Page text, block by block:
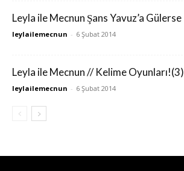
Leyla ile Mecnun Şans Yavuz’a Gülerse
leylailemecnun - 6 Şubat 2014
Leyla ile Mecnun // Kelime Oyunları!(3)
leylailemecnun - 6 Şubat 2014